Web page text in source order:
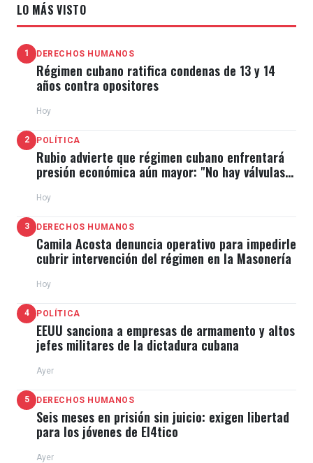
LO MÁS VISTO
1 DERECHOS HUMANOS
Régimen cubano ratifica condenas de 13 y 14
años contra opositores
Hoy
2 POLÍTICA
Rubio advierte que régimen cubano enfrentará
presión económica aún mayor: "No hay válvulas
Hoy
3 DERECHOS HUMANOS
Camila Acosta denuncia operativo para impedirle
cubrir intervención del régimen en la Masonería
Hoy
4 POLÍTICA
EEUU sanciona a empresas de armamento y altos
jefes militares de la dictadura cubana
Ayer
5 DERECHOS HUMANOS
Seis meses en prisión sin juicio: exigen libertad
para los jóvenes de El4tico
Ayer